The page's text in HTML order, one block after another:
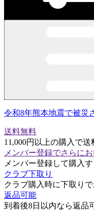
令和8年熊本地震で被災
送料無料
11,000円以上の購入で送
メンバー登録でさらに
メンバー登録して購入
クラブ下取り
クラブ購入時に下取り
返品可能
到着後8日以内なら返品